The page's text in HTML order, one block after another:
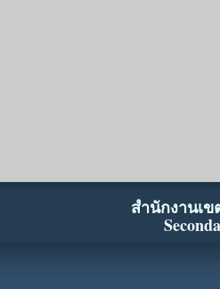
สำนักงานเ